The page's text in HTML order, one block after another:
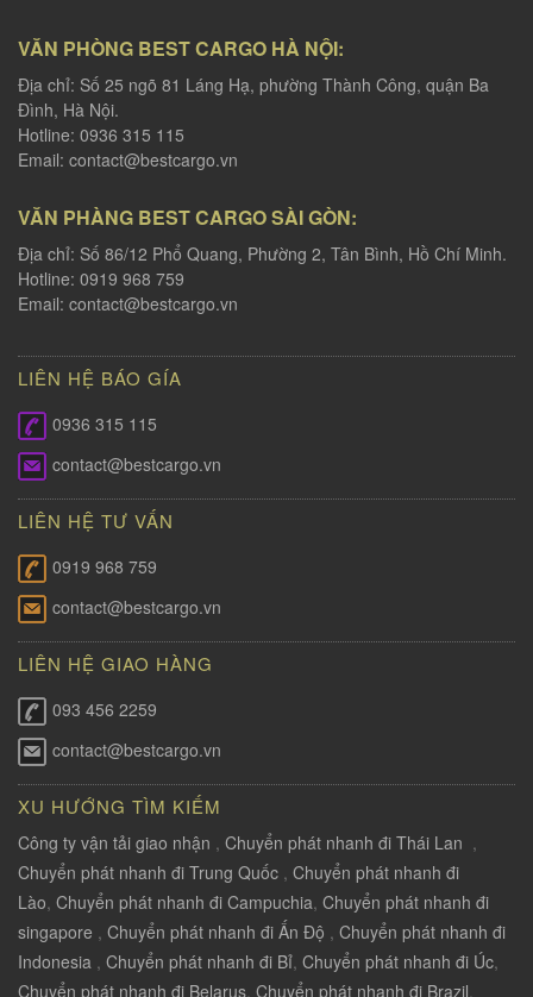
VĂN PHÒNG BEST CARGO HÀ NỘI:
Địa chỉ: Số 25 ngõ 81 Láng Hạ, phường Thành Công, quận Ba
Đình, Hà Nội.
Hotline: 0936 315 115
Email: contact@bestcargo.vn
VĂN PHÀNG BEST CARGO SÀI GÒN:
Địa chỉ: Số 86/12 Phổ Quang, Phường 2, Tân Bình, Hồ Chí Minh.
Hotline: 0919 968 759
Email: contact@bestcargo.vn
LIÊN HỆ BÁO GÍA
0936 315 115
contact@bestcargo.vn
LIÊN HỆ TƯ VẤN
0919 968 759
contact@bestcargo.vn
LIÊN HỆ GIAO HÀNG
093 456 2259
contact@bestcargo.vn
XU HƯỚNG TÌM KIẾM
Công ty vận tải giao nhận , Chuyển phát nhanh đi Thái Lan ,
Chuyển phát nhanh đi Trung Quốc , Chuyển phát nhanh đi
Lào, Chuyển phát nhanh đi Campuchia, Chuyển phát nhanh đi
singapore , Chuyển phát nhanh đi Ấn Độ , Chuyển phát nhanh đi
Indonesia , Chuyển phát nhanh đi Bỉ, Chuyển phát nhanh đi Úc,
Chuyển phát nhanh đi Belarus, Chuyển phát nhanh đi Brazil,